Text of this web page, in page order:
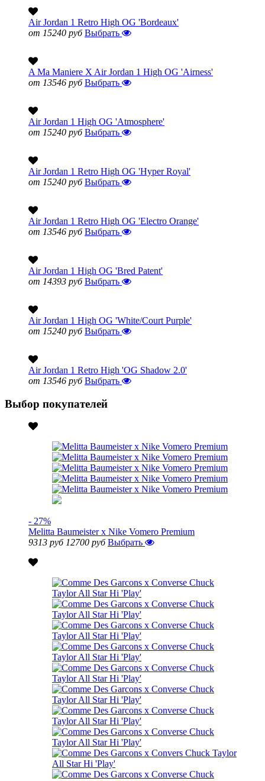
Air Jordan 1 Retro High OG 'Bordeaux'
от 15240 руб Выбрать
A Ma Maniere X Air Jordan 1 High OG 'Airness'
от 13546 руб Выбрать
Air Jordan 1 High OG 'Atmosphere'
от 15240 руб Выбрать
Air Jordan 1 Retro High OG 'Hyper Royal'
от 15240 руб Выбрать
Air Jordan 1 Retro High OG 'Electro Orange'
от 13546 руб Выбрать
Air Jordan 1 High OG 'Bred Patent'
от 14393 руб Выбрать
Air Jordan 1 High OG 'White/Court Purple'
от 15240 руб Выбрать
Air Jordan 1 Retro High 'OG Shadow 2.0'
от 13546 руб Выбрать
Выбор покупателей
- 27%
Melitta Baumeister x Nike Vomero Premium
9313 руб 12700 руб Выбрать